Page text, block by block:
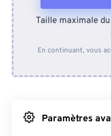
Taille maximale
En continuant, vous
Paramètres